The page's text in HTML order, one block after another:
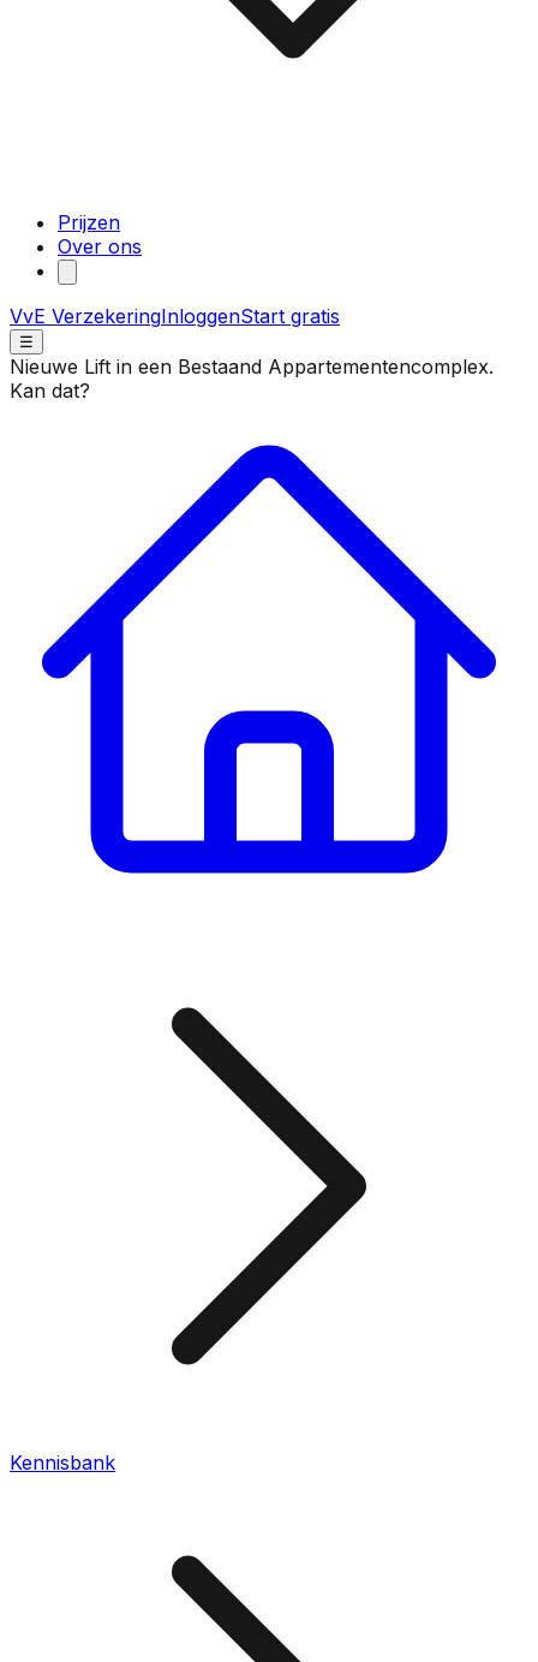
Prijzen
Over ons
VvE VerzekeringInloggenStart gratis
☰
Nieuwe Lift in een Bestaand Appartementencomplex.
Kan dat?
Kennisbank